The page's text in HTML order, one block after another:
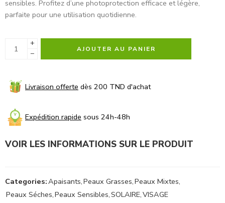
sensibles. Profitez d’une photoprotection efficace et légère,
parfaite pour une utilisation quotidienne.
+
−
AJOUTER AU PANIER
Livraison offerte dès 200 TND d'achat
Expédition rapide sous 24h-48h
VOIR LES INFORMATIONS SUR LE PRODUIT
Categories:Apaisants,Peaux Grasses,Peaux Mixtes,
Peaux Séches,Peaux Sensibles,SOLAIRE,VISAGE